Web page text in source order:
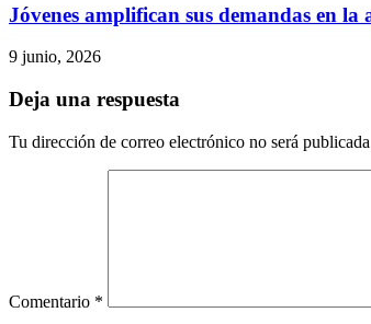
Jóvenes amplifican sus demandas en
9 junio, 2026
Deja una respuesta
Tu dirección de correo electrónico no será
Comentario *